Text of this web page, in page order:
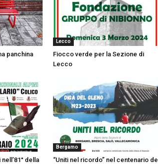
panchina
Lecco
Fiocco verde per la Sezione di
Lecco
della
Bergamo
“Uniti nel ricordo” nel centenario del